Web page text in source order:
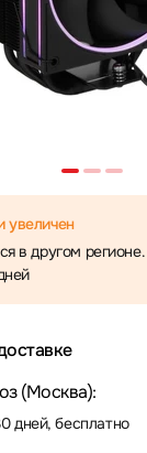
увеличен
в другом
(Москва):
дней, бесплатно